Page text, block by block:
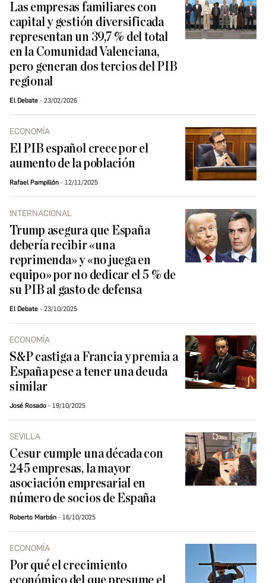
Las empresas familiares con
capital y gestión diversificada
representan un 39,7 % del total
en la Comunidad Valenciana,
pero generan dos tercios del PIB
regional
El Debate 23/02/2026
ECONOMÍA
El PIB español crece por el
aumento de la población
Rafael Pampillón 12/11/2025
INTERNACIONAL
Trump asegura que España
debería recibir «una
reprimenda» y «no juega en
equipo» por no dedicar el 5 % de
su PIB al gasto de defensa
El Debate 23/10/2025
ECONOMÍA
S&P castiga a Francia y premia a
España pese a tener una deuda
similar
José Rosado 19/10/2025
SEVILLA
Cesur cumple una década con
245 empresas, la mayor
asociación empresarial en
número de socios de España
Roberto Marbán 16/10/2025
ECONOMÍA
Por qué el crecimiento